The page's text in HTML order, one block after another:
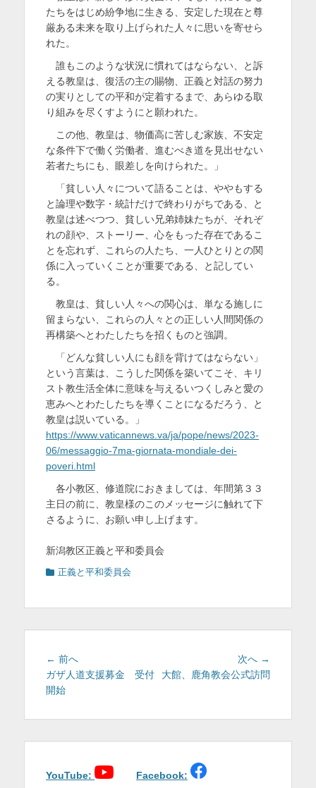
たちをはじめ紛争地に生きる、安定した現在と尊
厳ある未来を取り上げられた人々に思いを寄せら
れた。
誰もこのような状況に慣れてはならない、と訴
える教皇は、復活の主の賜物、正義と対話の努力
の実りとしての平和が定着するまで、あらゆる取
り組みを尽くすようにと願われた。
この他、教皇は、物価高に苦しむ家族、不安定
な条件下で働く労働者、進むべき道を見出せない
若者たちにも、眼差しを向けられた。」
「貧しい人々について語ることは、ややもする
と論理や数字・統計だけで終わりがちである、と
教皇は述べつつ、貧しい兄弟姉妹たちが、それぞ
れの顔や、ストーリー、心をもった存在であるこ
とを忘れず、これらの人たち、一人ひとりとの関
係に入っていくことが重要である、と記してい
る。
教皇は、貧しい人々への関心は、単なる施しに
留まらない、これらの人々との正しい人間関係の
再構築へとわたしたちを招くものと強調。
「どんな貧しい人にも顔を背けてはならない」
という言葉は、こうした関係を築いてこそ、キリ
スト教生活全体に意味を与えるいつくしみと愛の
恵みへとわたしたちを導くことになるだろう、と
教皇は説いている。」
https://www.vaticannews.va/ja/pope/news/2023-
06/messaggio-7ma-giornata-mondiale-dei-
poveri.html
各小教区、修道院におきましては、年間第３３
主日の前に、教皇様のこのメッセージに触れて下
さるように、お願い申し上げます。
新潟教区正義と平和委員会
カ 正義と平和委員会
投
稿
ナ
ー
ョ
← 前へ
の
ガザ人道支援募金 受付
開始
次へ →
大館、鹿角教会公式訪問
YouTube: Facebook: